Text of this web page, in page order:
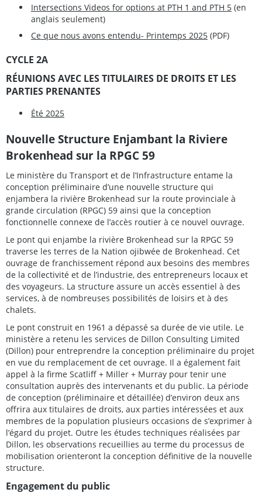
Intersections Videos for options at PTH 1 and PTH 5 (en
anglais seulement)
Ce que nous avons entendu- Printemps 2025 (PDF)
CYCLE 2A
RÉUNIONS AVEC LES TITULAIRES DE DROITS ET LES
PARTIES PRENANTES
Été 2025
Nouvelle Structure Enjambant la Riviere
Brokenhead sur la RPGC 59
Le ministère du Transport et de l’Infrastructure entame la
conception préliminaire d’une nouvelle structure qui
enjambera la rivière Brokenhead sur la route provinciale à
grande circulation (RPGC) 59 ainsi que la conception
fonctionnelle connexe de l’accès routier à ce nouvel ouvrage.
Le pont qui enjambe la rivière Brokenhead sur la RPGC 59
traverse les terres de la Nation ojibwée de Brokenhead. Cet
ouvrage de franchissement répond aux besoins des membres
de la collectivité et de l’industrie, des entrepreneurs locaux et
des voyageurs. La structure assure un accès essentiel à des
services, à de nombreuses possibilités de loisirs et à des
chalets.
Le pont construit en 1961 a dépassé sa durée de vie utile. Le
ministère a retenu les services de Dillon Consulting Limited
(Dillon) pour entreprendre la conception préliminaire du projet
en vue du remplacement de cet ouvrage. Il a également fait
appel à la firme Scatliff + Miller + Murray pour tenir une
consultation auprès des intervenants et du public. La période
de conception (préliminaire et détaillée) d’environ deux ans
offrira aux titulaires de droits, aux parties intéressées et aux
membres de la population plusieurs occasions de s’exprimer à
l’égard du projet. Outre les études techniques réalisées par
Dillon, les observations recueillies au terme du processus de
mobilisation orienteront la conception définitive de la nouvelle
structure.
Engagement du public